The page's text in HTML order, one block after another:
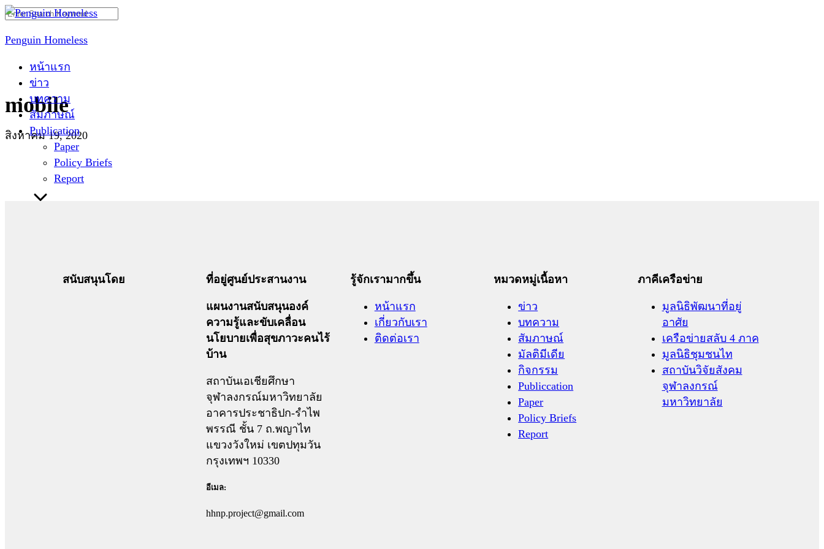
Skip
content
Penguin Homeless
หน้าแรก
ข่าว
บทความ
สัมภาษณ์
Publication
Paper
Policy Briefs
Report
Search
mobile
สิงหาคม 19, 2020
สนับสนุนโดย ที่อยู่ศูนย์ประสานงาน
แผนงานสนับสนุนองค์
ความรู้และขับเคลื่อน
นโยบายเพื่อสุขภาวะคนไร้
บ้าน
สถาบันเอเชียศึกษา
จุฬาลงกรณ์มหาวิทยาลัย
อาคารประชาธิปก-รำไพ
พรรณี ชั้น 7 ถ.พญาไท
แขวงวังใหม่ เขตปทุมวัน
กรุงเทพฯ 10330
อีเมล:
hhnp.project@gmail.com
รู้จักเรามากขึ้น
หน้าแรก
เกี่ยวกับเรา
ติดต่อเรา
หมวดหมู่เนื้อหา
ข่าว
บทความ
สัมภาษณ์
มัลติมีเดีย
กิจกรรม
Publiccation
Paper
Policy Briefs
Report
ภาคีเครือข่าย
มูลนิธิพัฒนาที่อยู่
อาศัย
เครือข่ายสลับ 4 ภาค
มูลนิธิชุมชนไท
สถาบันวิจัยสังคม
จุฬาลงกรณ์
มหาวิทยาลัย